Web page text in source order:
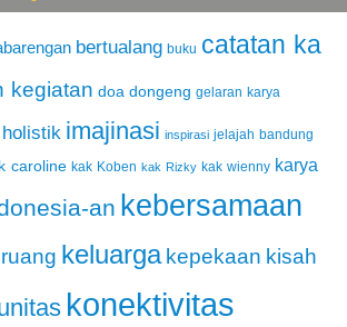
bertualang buku catatan ka
kegiatan doa dongeng gelaran karya
holistik imajinasi inspirasi jelajah bandung
caroline kak Koben kak Rizky kak wienny karya
an kebersamaan
keluarga kepekaan kisah
konektivitas